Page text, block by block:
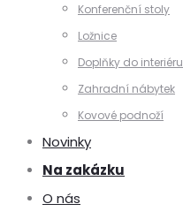
Konferenční stoly
Ložnice
Doplňky do interiéru
Zahradní nábytek
Kovové podnoží
Novinky
Na zakázku
O nás